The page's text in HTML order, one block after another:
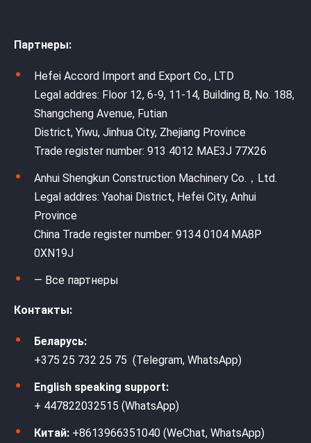
Партнеры:
Hefei Accord Import and Export Co., LTD
Legal addres: Floor 12, 6-9, 11-14, Building B, No. 188,
Shangcheng Avenue, Futian
District, Yiwu, Jinhua City, Zhejiang Province
Trade register number: 913 4012 MAE3J 77X26
Anhui Shengkun Construction Machinery Co.，Ltd.
Legal addres: Yaohai District, Hefei City, Anhui
Province
China Trade register number: 9134 0104 MA8P
0XN19J
— Все партнеры
Контакты:
Беларусь:
+375 25 732 25 75 (Telegram, WhatsApp)
English speaking support:
+ 447822032515 (WhatsApp)
Китай: +8613966351040 (WeChat, WhatsApp)